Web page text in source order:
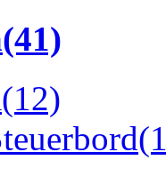
(41)
(12)